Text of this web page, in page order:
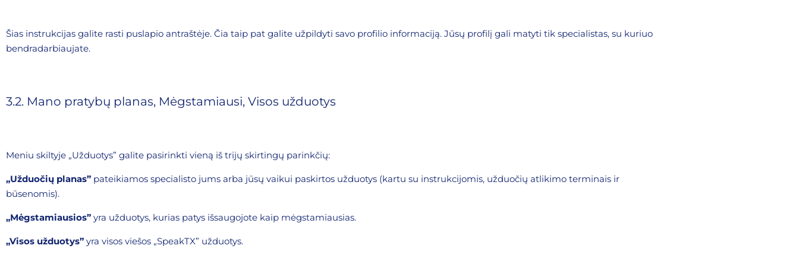
Šias instrukcijas galite rasti puslapio antraštėje. Čia taip pat galite užpildyti savo profilio informaciją. Jūsų profilį gali matyti tik specialistas, su kuriuo
bendradarbiaujate.
3.2. Mano pratybų planas, Mėgstamiausi, Visos užduotys
Meniu skiltyje „Užduotys” galite pasirinkti vieną iš trijų skirtingų parinkčių:
„Užduočių planas” pateikiamos specialisto jums arba jūsų vaikui paskirtos užduotys (kartu su instrukcijomis, užduočių atlikimo terminais ir
būsenomis).
„Mėgstamiausios” yra užduotys, kurias patys išsaugojote kaip mėgstamiausias.
„Visos užduotys” yra visos viešos „SpeakTX” užduotys.